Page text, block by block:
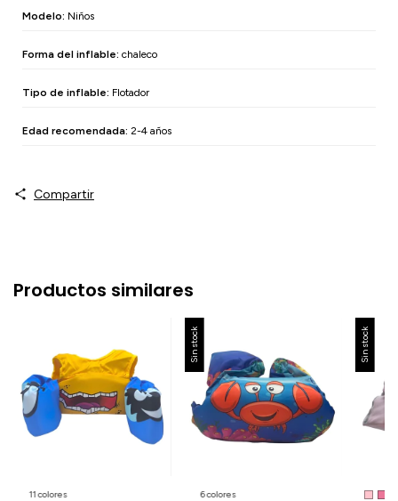
Modelo: Niños
Forma del inflable: chaleco
Tipo de inflable: Flotador
Edad recomendada: 2-4 años
Compartir
Productos similares
11 colores
Sin stock
6 colores
Sin stock